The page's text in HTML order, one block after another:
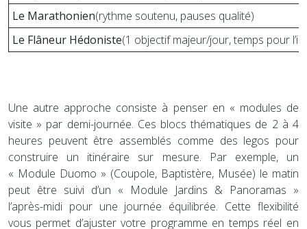
Le Marathonien(rythme soutenu, pauses qualité)
Le Flâneur Hédoniste(1 objectif majeur/jour, temps pour
Une autre approche consiste à penser en « modules de
visite » par demi-journée. Ces blocs thématiques de 2 à 4
heures peuvent être assemblés comme des legos pour
construire un itinéraire sur mesure. Par exemple, un
« Module Duomo » (Coupole, Baptistère, Musée) le matin
peut être suivi d’un « Module Jardins & Panoramas »
l’après-midi pour une journée équilibrée. Cette flexibilité
vous permet d’ajuster votre programme en temps réel en